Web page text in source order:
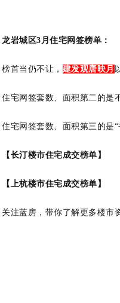
龙岩城区3月住宅网签榜单：
榜首当仍不让， 建发观唐映月
住宅网签套数、面积第二的
住宅网签套数、面积第三的
【长汀楼市住宅成交榜单】
【上杭楼市住宅成交榜单】
关注蓝房，带你了解更多楼市